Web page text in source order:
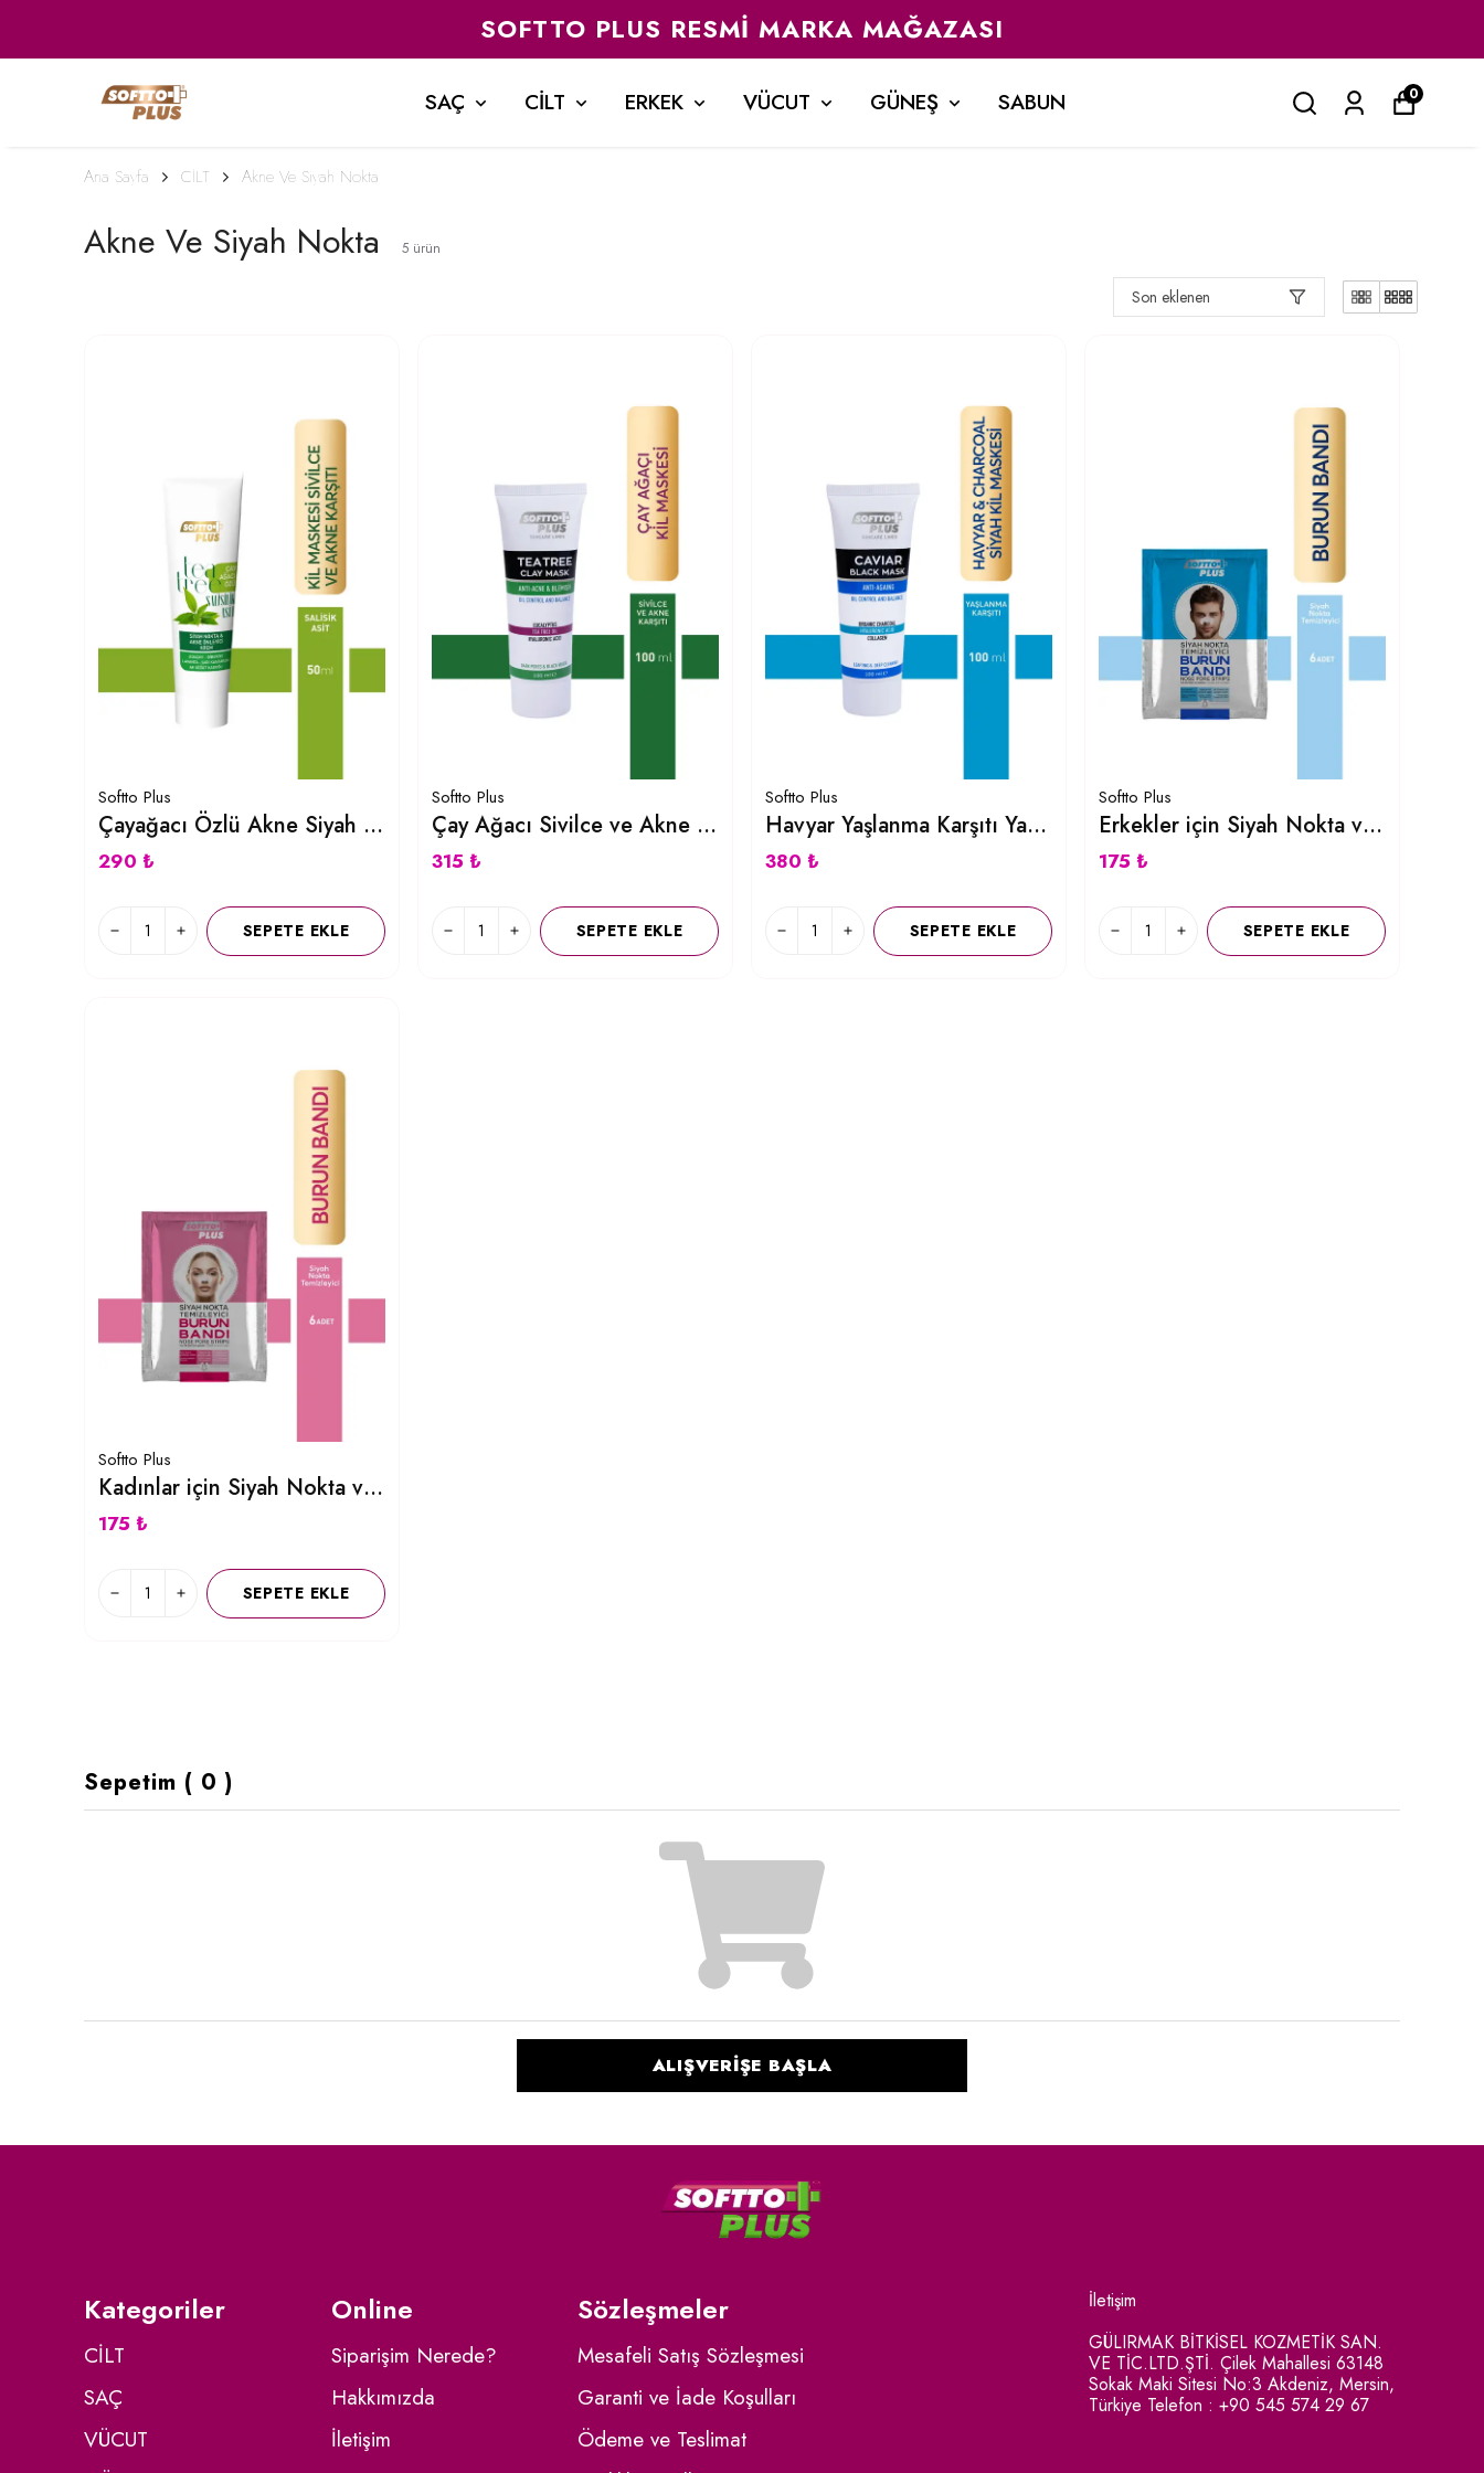
SOFTTO PLUS RESMI MARKA MAĞAZASI
SAÇ CİLT ERKEK VÜCUT GÜNEŞ SABUN 0
Ana Sayfa CİLT Akne Ve Siyah Nokta
Akne Ve Siyah Nokta 5 ürün
Son eklenen
Softto Plus
Çayağacı Özlü Akne Siyah Nokta Önleyici Krem
290 ₺
SEPETE EKLE
Softto Plus
Çay Ağacı Sivilce ve Akne Karşıtı Kil Maskesi 100 ML
315 ₺
SEPETE EKLE
Softto Plus
Havyar Yaşlanma Karşıtı Yağ Kontrol ve Dengeleyici Siyah Maske 100 ML
380 ₺
SEPETE EKLE
Softto Plus
Erkekler için Siyah Nokta ve Gözenek Temizleyici Burun Bandı 6 Adet
175 ₺
SEPETE EKLE
Softto Plus
Kadınlar için Siyah Nokta ve Gözenek Temizleyici Burun Bandı 6 Adet
175 ₺
SEPETE EKLE
Sepetim ( 0 )
ALIŞVERİŞE BAŞLA
Kategoriler
CİLT
SAÇ
VÜCUT
Online
Siparişim Nerede?
Hakkımızda
İletişim
Sözleşmeler
Mesafeli Satış Sözleşmesi
Garanti ve İade Koşulları
Ödeme ve Teslimat
İletişim
GÜLIRMAK BİTKİSEL KOZMETİK SAN.
VE TİC.LTD.ŞTİ. Çilek Mahallesi 63148
Sokak Maki Sitesi No:3 Akdeniz, Mersin,
Türkiye Telefon : +90 545 574 29 67